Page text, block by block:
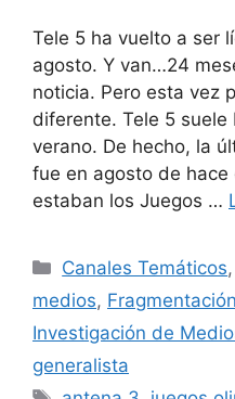
Tele 5 ha vuelto a ser
agosto. Y van…24
noticia. Pero esta vez
diferente. Tele 5 suele
verano. De hecho, la
fue en agosto de
estaban los Juegos …
Categorías
Canales Temáticos,
medios, Fragmentación
Investigación de
generalista
Etiquetas